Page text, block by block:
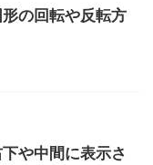
の回転や反転方
や中間に表示さ